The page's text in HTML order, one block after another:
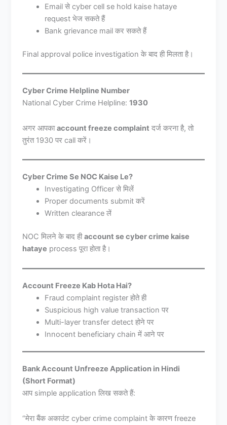
Email से cyber cell se hold kaise hataye
request भेज सकते हैं
Bank grievance mail कर सकते हैं
Final approval police investigation के बाद ही मिलता है।
Cyber Crime Helpline Number
National Cyber Crime Helpline:1930
अगर आपकाaccount freeze complaint दर्ज करना है, तो
तुरंत 1930 पर call करें।
Cyber Crime Se NOC Kaise Le?
Investigating Officer से मिलें
Proper documents submit करें
Written clearance लें
NOC मिलने के बाद हीaccount se cyber crime kaise
hataye process पूरा होता है।
Account Freeze Kab Hota Hai?
Fraud complaint register होते ही
Suspicious high value transaction पर
Multi-layer transfer detect होने पर
Innocent beneficiary chain में आने पर
Bank Account Unfreeze Application in Hindi
(Short Format)
आप simple application लिख सकते हैं:
“मेरा बैंक अकाउंट cyber crime complaint के कारण freeze